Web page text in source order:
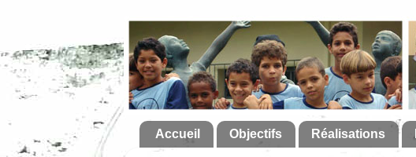
Accueil Objectifs Réalisations